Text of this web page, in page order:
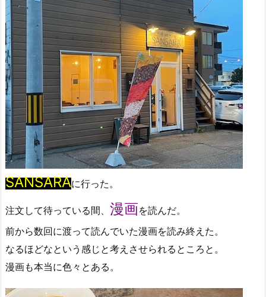
SANSARAに行った。
注文して待っている間、 漫画を読んだ。
前から数回に渡って読んでいた漫画を読み終えた。
なるほどなという感じと考えさせられるところと。
漫画も本当に色々とある。